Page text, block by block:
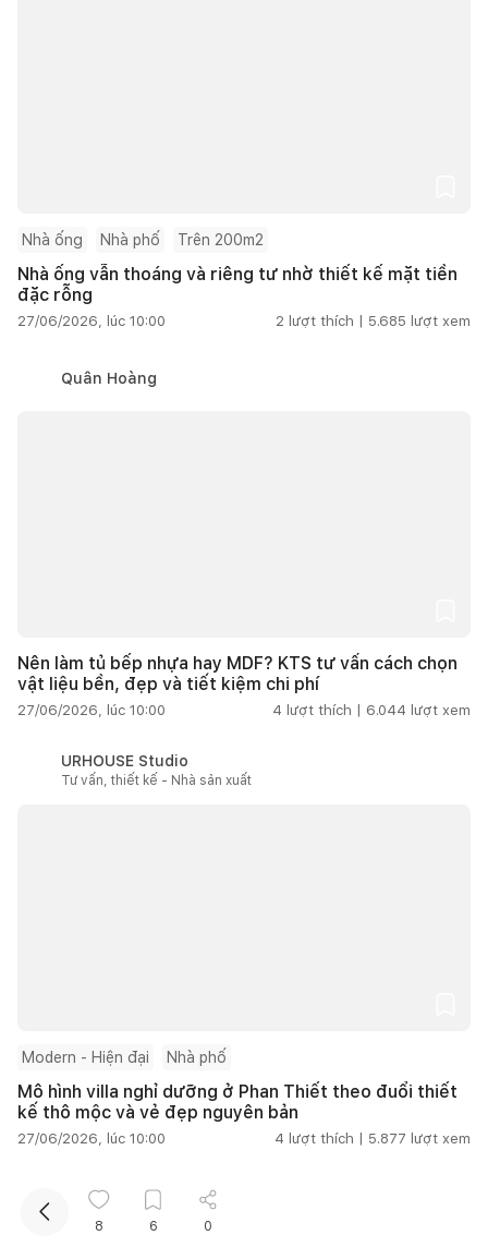
Nhà ống Nhà phố Trên 200m2
Nhà ống vẫn thoáng và riêng tư nhờ thiết kế mặt tiền
đặc rỗng
27/06/2026, lúc 10:00 2 lượt thích | 5.685 lượt xem
Quân Hoàng
Nên làm tủ bếp nhựa hay MDF? KTS tư vấn cách chọn
vật liệu bền, đẹp và tiết kiệm chi phí
27/06/2026, lúc 10:00 4 lượt thích | 6.044 lượt xem
URHOUSE Studio
Tư vấn, thiết kế - Nhà sản xuất
Modern - Hiện đại Nhà phố
Mô hình villa nghỉ dưỡng ở Phan Thiết theo đuổi thiết
kế thô mộc và vẻ đẹp nguyên bản
27/06/2026, lúc 10:00 4 lượt thích | 5.877 lượt xem
SPACE PLUS
Tư vấn, thiết kế - Nhà thầu
8
6 0